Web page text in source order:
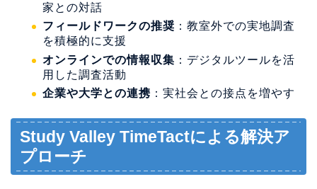
家との対話
フィールドワークの推奨 ：教室外での実地調査
を積極的に支援
オンラインでの情報収集 ：デジタルツールを活
用した調査活動
企業や大学との連携 ：実社会との接点を増やす
Study Valley TimeTactによる解決ア
プローチ